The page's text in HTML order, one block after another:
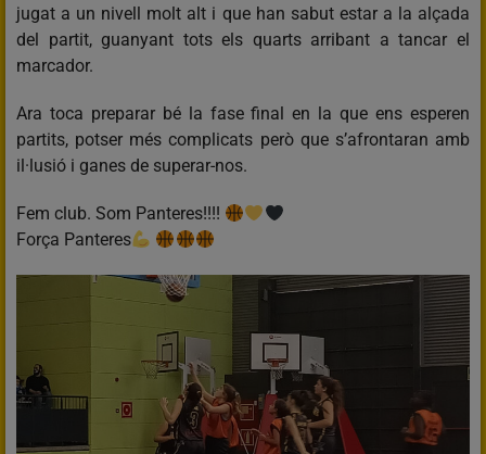
jugat a un nivell molt alt i que han sabut estar a la alçada
del partit, guanyant tots els quarts arribant a tancar el
marcador.
Ara toca preparar bé la fase final en la que ens esperen
partits, potser més complicats però que s’afrontaran amb
il·lusió i ganes de superar-nos.
Fem club. Som Panteres!!!!
Força Panteres